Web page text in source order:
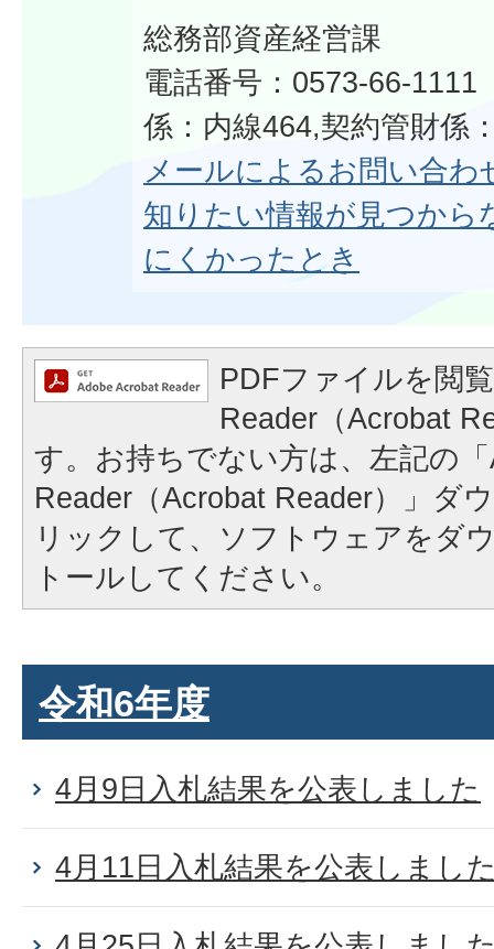
総務部資産経営課
電話番号：0573-66-1111
係：内線464,契約管財係
メールによるお問い合わ
知りたい情報が見つから
にくかったとき
PDFファイルを閲
Reader（Acrobat
す。お持ちでない方は、左記の
Reader（Acrobat Reader）」ダ
リックして、ソフトウェアをダ
トールしてください。
令和6年度
4月9日入札結果を公表しました
4月11日入札結果を公表しまし